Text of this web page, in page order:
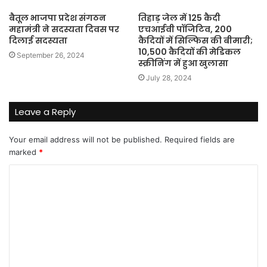
बैतूल भाजपा प्रदेश संगठन
महामंत्री ने सदस्यता दिवस पर
दिलाई सदस्यता
September 26, 2024
तिहाड़ जेल में 125 कैदी
एचआईवी पॉजिटिव, 200
कैदियों में सिल्फिस की बीमारी;
10,500 कैदियों की मेडिकल
स्क्रीनिंग में हुआ खुलासा
July 28, 2024
Leave a Reply
Your email address will not be published. Required fields are
marked *